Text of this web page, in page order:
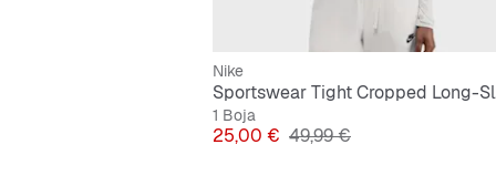
Nike
1 Boja
Cijena
25,00 € Originalna cijena
49,99 €